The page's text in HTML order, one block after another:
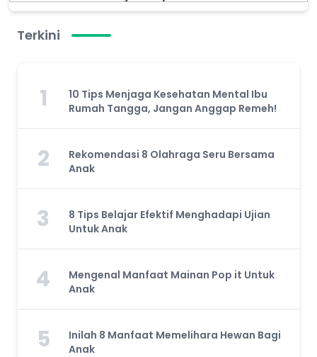
Terkini
1
10 Tips Menjaga Kesehatan Mental Ibu
Rumah Tangga, Jangan Anggap Remeh!
2
Rekomendasi 8 Olahraga Seru Bersama
Anak
3
8 Tips Belajar Efektif Menghadapi Ujian
Untuk Anak
4
Mengenal Manfaat Mainan Pop it Untuk
Anak
5
Inilah 8 Manfaat Memelihara Hewan Bagi
Anak